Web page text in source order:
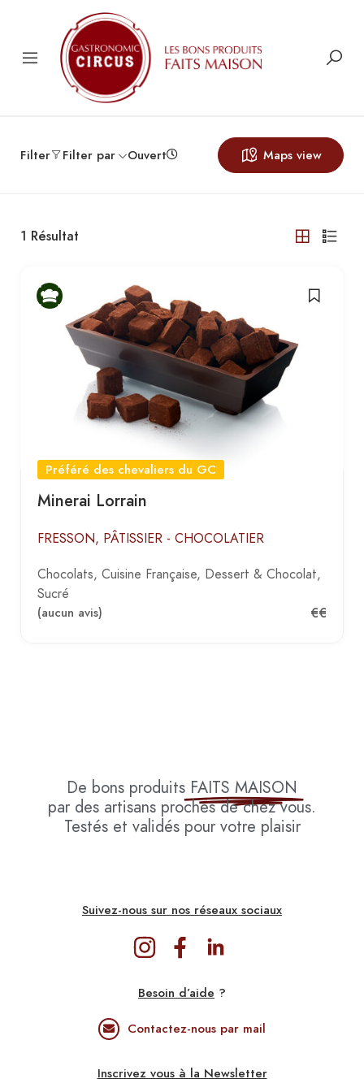
Filter Filter par Ouvert Maps view
1 Résultat
Préféré des chevaliers du GC
Minerai Lorrain
FRESSON, PÂTISSIER - CHOCOLATIER
Chocolats Cuisine Française Dessert & Chocolat
Sucré
(aucun avis)
€€
De bons produits FAITS MAISON
par des artisans proches de chez vous.
Testés et validés pour votre plaisir
Suivez-nous sur nos réseaux sociaux
Besoin d’aide ?
Contactez-nous par mail
Inscrivez vous à la Newsletter